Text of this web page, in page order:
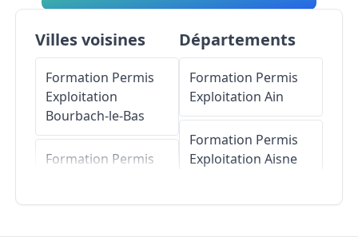
Villes voisines
Formation Permis
Exploitation
Bourbach-le-Bas
Formation Permis
Départements
Formation Permis
Exploitation Ain
Formation Permis
Exploitation Aisne
Formation Permis